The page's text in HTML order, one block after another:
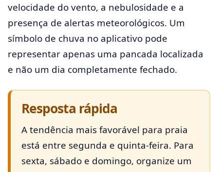
velocidade do vento, a nebulosidade e a
presença de alertas meteorológicos. Um
símbolo de chuva no aplicativo pode
representar apenas uma pancada localizada
e não um dia completamente fechado.
Resposta rápida
A tendência mais favorável para praia
está entre segunda e quinta-feira. Para
sexta, sábado e domingo, organize um